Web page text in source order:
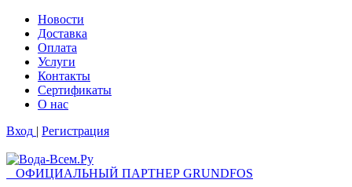
Новости
Доставка
Оплата
Услуги
Контакты
Cертификаты
О нас
Вход | Регистрация
ОФИЦИАЛЬНЫЙ ПАРТНЕР GRUNDFOS